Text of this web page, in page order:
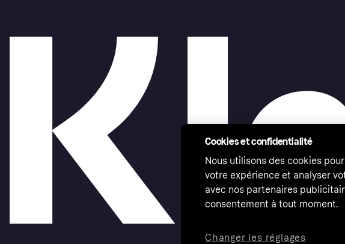
Cookies et confidentialité
Nous utilisons des cookies
votre expérience et analyser
avec nos partenaires
consentement à tout moment.
Changer les réglages